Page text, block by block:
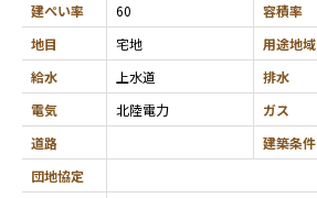
建ぺい率
60 容積率
地目
宅地 用途地域
給水
上水道 排水
電気
北陸電力
ガス
道路
建築条件
団地協定